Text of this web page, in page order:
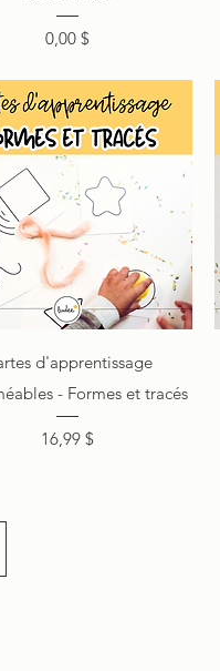
Prix
0,00 $
Aperçu rapide
d'apprentissage
- Formes et tracés
Prix
16,99 $